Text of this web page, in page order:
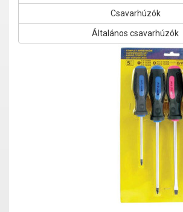
Csavarhúzók
Általános csavarhúzók